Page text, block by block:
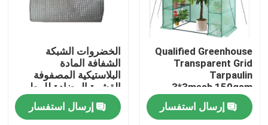
Qualified Greenhouse
Transparent Grid
Tarpaulin
3*3mesh,150gsm
Warm Keep Tarpaulin
Sheet إرسال استفسار
الخضروات الشبكة
الشفافة المادة
البلاستيكية المصفوفة
القشرة المضادة للمطر
القشرة القشرة الثقيلة
القشرةإرسال استفسار